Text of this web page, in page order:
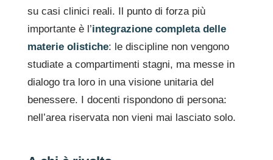
su casi clinici reali. Il punto di forza più
importante è l’integrazione completa delle
materie olistiche: le discipline non vengono
studiate a compartimenti stagni, ma messe in
dialogo tra loro in una visione unitaria del
benessere. I docenti rispondono di persona:
nell’area riservata non vieni mai lasciato solo.